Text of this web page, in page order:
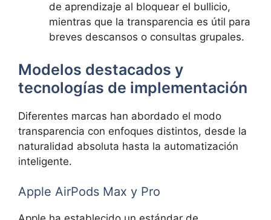
de aprendizaje al bloquear el bullicio,
mientras que la transparencia es útil para
breves descansos o consultas grupales.
Modelos destacados y
tecnologías de implementación
Diferentes marcas han abordado el modo
transparencia con enfoques distintos, desde la
naturalidad absoluta hasta la automatización
inteligente.
Apple AirPods Max y Pro